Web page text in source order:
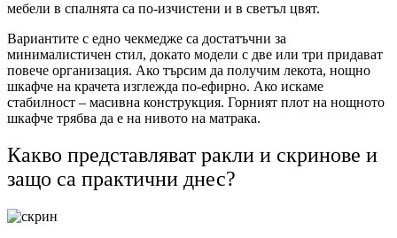
мебели в спалнята са по-изчистени и в светъл цвят.
Вариантите с едно чекмедже са достатъчни за
минималистичен стил, докато модели с две или три придават
повече организация. Ако търсим да получим лекота, нощно
шкафче на крачета изглежда по-ефирно. Ако искаме
стабилност – масивна конструкция. Горният плот на нощното
шкафче трябва да е на нивото на матрака.
Какво представляват ракли и скринове и
защо са практични днес?